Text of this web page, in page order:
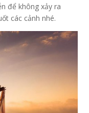
để không xảy ra
các cảnh nhé.